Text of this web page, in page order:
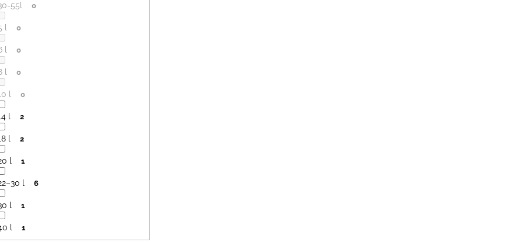
55l 0
l 0
l 0
l 0
l 0
l 2
l 2
l 1
l 6
l 1
l 1